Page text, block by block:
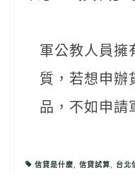
軍公教人員擁
質，若想申辦
品，不如申
信貸是什麼, 信貸試算, 台北